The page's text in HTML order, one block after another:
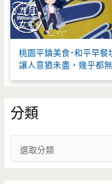
桃園平鎮美食-和平早餐
讓人意猶未盡，幾乎都無
分類
類